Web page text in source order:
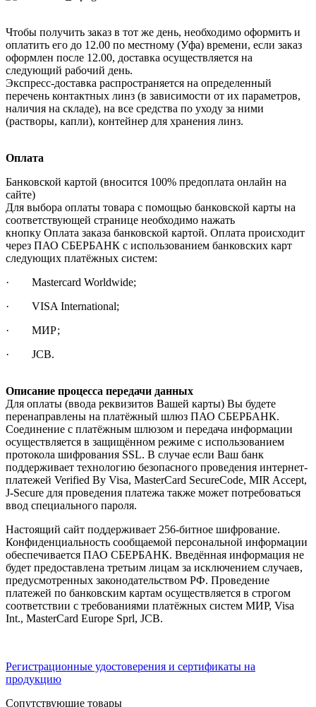
Чтобы получить заказ в тот же день, необходимо оформить и
оплатить его до 12.00 по местному (Уфа) времени, если заказ
оформлен после 12.00, доставка осуществляется на
следующий рабочий день.
Экспресс-доставка распространяется на определенный
перечень контактных линз (в зависимости от их параметров,
наличия на складе), на все средства по уходу за ними
(растворы, капли), контейнер для хранения линз.
Оплата
Банковской картой (вносится 100% предоплата онлайн на
сайте)
Для выбора оплаты товара с помощью банковской карты на
соответствующей странице необходимо нажать
кнопку Оплата заказа банковской картой. Оплата происходит
через ПАО СБЕРБАНК с использованием банковских карт
следующих платёжных систем:
· Mastercard Worldwide;
· VISA International;
· МИР;
· JCB.
Описание процесса передачи данных
Для оплаты (ввода реквизитов Вашей карты) Вы будете
перенаправлены на платёжный шлюз ПАО СБЕРБАНК.
Соединение с платёжным шлюзом и передача информации
осуществляется в защищённом режиме с использованием
протокола шифрования SSL. В случае если Ваш банк
поддерживает технологию безопасного проведения интернет-
платежей Verified By Visa, MasterCard SecureCode, MIR Accept,
J-Secure для проведения платежа также может потребоваться
ввод специального пароля.
Настоящий сайт поддерживает 256-битное шифрование.
Конфиденциальность сообщаемой персональной информации
обеспечивается ПАО СБЕРБАНК. Введённая информация не
будет предоставлена третьим лицам за исключением случаев,
предусмотренных законодательством РФ. Проведение
платежей по банковским картам осуществляется в строгом
соответствии с требованиями платёжных систем МИР, Visa
Int., MasterCard Europe Sprl, JCB.
Регистрационные удостоверения и сертификаты на
продукцию
Сопутствующие товары